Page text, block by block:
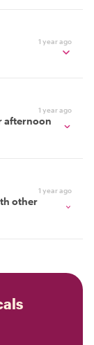
1 year ago
1 year ago
afternoon
1 year ago
other